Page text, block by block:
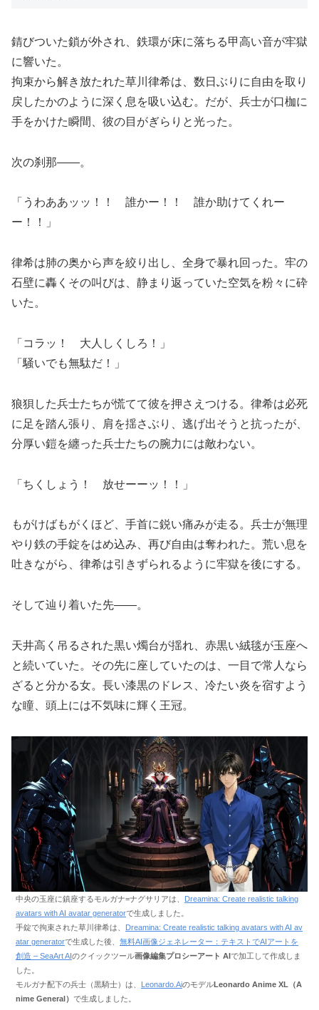
錆びついた鎖が外され、鉄環が床に落ちる甲高い音が牢獄
に響いた。
拘束から解き放たれた草川律希は、数日ぶりに自由を取り
戻したかのように深く息を吸い込む。だが、兵士が口枷に
手をかけた瞬間、彼の目がぎらりと光った。
次の刹那――。
「うわああッッ！！ 誰かー！！ 誰か助けてくれー
ー！！」
律希は肺の奥から声を絞り出し、全身で暴れ回った。牢の
石壁に轟くその叫びは、静まり返っていた空気を粉々に砕
いた。
「コラッ！ 大人しくしろ！」
「騒いでも無駄だ！」
狼狽した兵士たちが慌てて彼を押さえつける。律希は必死
に足を踏ん張り、肩を揺さぶり、逃げ出そうと抗ったが、
分厚い鎧を纏った兵士たちの腕力には敵わない。
「ちくしょう！ 放せーーッ！！」
もがけばもがくほど、手首に鋭い痛みが走る。兵士が無理
やり鉄の手錠をはめ込み、再び自由は奪われた。荒い息を
吐きながら、律希は引きずられるように牢獄を後にする。
そして辿り着いた先――。
天井高く吊るされた黒い燭台が揺れ、赤黒い絨毯が玉座へ
と続いていた。その先に座していたのは、一目で常人なら
ざると分かる女。長い漆黒のドレス、冷たい炎を宿すよう
な瞳、頭上には不気味に輝く王冠。
中央の玉座に鎮座するモルガナ=ナグサリアは、 Dreamina: Create realistic talking
avatars with AI avatar generatorで生成しました。
手錠で拘束された草川律希は、 Dreamina: Create realistic talking avatars with AI av
atar generatorで生成した後、 無料AI画像ジェネレーター：テキストでAIアートを
創造 – SeaArt AIのクイックツール画像編集プロシーアート AIで加工して作成しま
した。
モルガナ配下の兵士（黒騎士）は、 Leonardo.AiのモデルLeonardo Anime XL（A
nime General） で生成しました。